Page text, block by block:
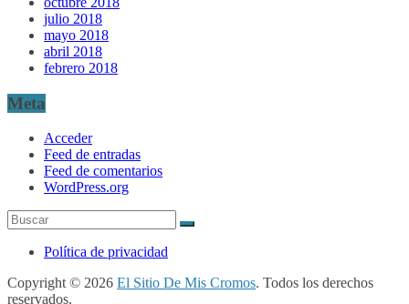
julio 2018
mayo 2018
abril 2018
febrero 2018
Meta
Acceder
Feed de entradas
Feed de comentarios
WordPress.org
Política de privacidad
Copyright © 2026 El Sitio De Mis Cromos. Todos los derechos
reservados.